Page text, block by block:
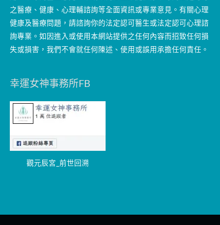
之醫療、健康、心理輔諮詢等全面資訊或專業意見。有關心理
健康及醫療問題，請諮詢你的法定認可醫生或法定認可心理諮
詢專業。如因進入或使用本網站提供之任何內容而招致任何損
失或損害，我們不會就任何陳述、使用或誤用承擔任何責任。
幸運女神事務所FB
觀元辰宮_前世回溯